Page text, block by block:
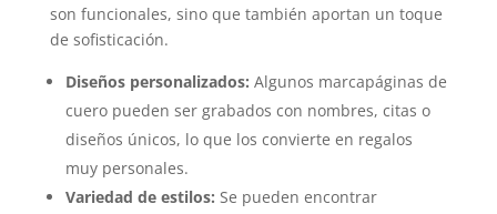
son funcionales, sino que también aportan un toque
de sofisticación.
Diseños personalizados: Algunos marcapáginas de
cuero pueden ser grabados con nombres, citas o
diseños únicos, lo que los convierte en regalos
muy personales.
Variedad de estilos: Se pueden encontrar